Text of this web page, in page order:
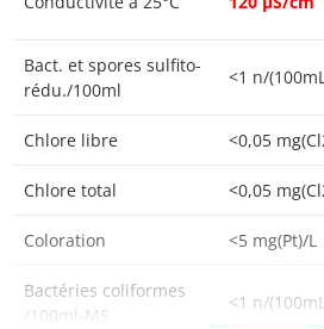
Bact. et spores sulfito-
rédu./100ml
<1 n/
Chlore libre <0,05
Chlore total <0,05
Coloration <5 mg(Pt)/L
Bactéries coliformes
/100ml-MS
<1 n/